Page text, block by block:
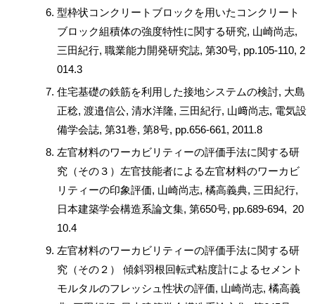
型枠状コンクリートブロックを用いたコンクリート
ブロック組積体の強度特性に関する研究, 山崎尚志,
三田紀行, 職業能力開発研究誌, 第30号, pp.105-110, 2
014.3
住宅基礎の鉄筋を利用した接地システムの検討, 大島
正稔, 渡邉信公, 清水洋隆, 三田紀行, 山﨑尚志, 電気設
備学会誌, 第31巻, 第8号, pp.656-661, 2011.8
左官材料のワーカビリティーの評価手法に関する研
究（その３）左官技能者による左官材料のワーカビ
リティーの印象評価, 山崎尚志, 橘高義典, 三田紀行,
日本建築学会構造系論文集, 第650号, pp.689-694, 20
10.4
左官材料のワーカビリティーの評価手法に関する研
究（その２） 傾斜羽根回転式粘度計によるセメント
モルタルのフレッシュ性状の評価, 山崎尚志, 橘高義